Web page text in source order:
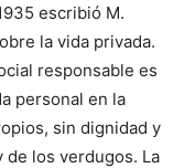
escribió M.
la vida privada.
responsable es
personal en la
sin dignidad y
los verdugos. La